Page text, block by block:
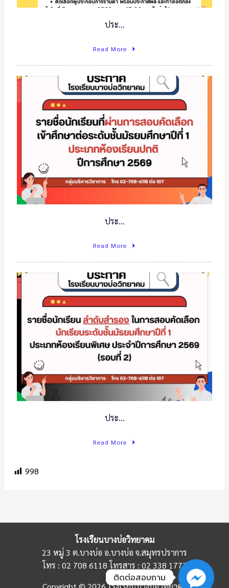
ประ…
Read More
ประ…
Read More
ประ…
Read More
998
โรงเรียนบางบ่อวิทยาคม
23 หมู่ 3 ต.บางบ่อ อ.บางบ่อ จ.สมุทรปราการ
โทร : 02 708 6118 โทรสาร : 02 338 1777
ติดต่อสอบถาม